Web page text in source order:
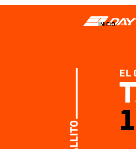
INICIO
EL